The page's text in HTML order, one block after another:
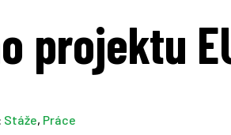
projektu
Stáže, Práce